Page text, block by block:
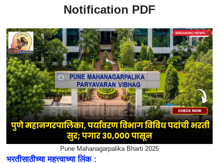
Notification PDF
Pune Mahanagarpalika Bharti 2025
भरतीसाठीच्या महत्त्वाच्या लिंक :